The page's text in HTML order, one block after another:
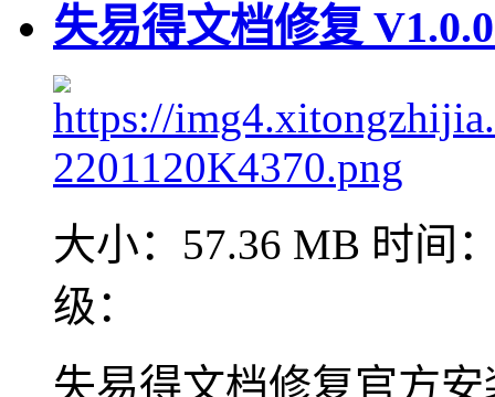
失易得文档修复
大小：57.36 MB 时间
级：
失易得文档修复官方